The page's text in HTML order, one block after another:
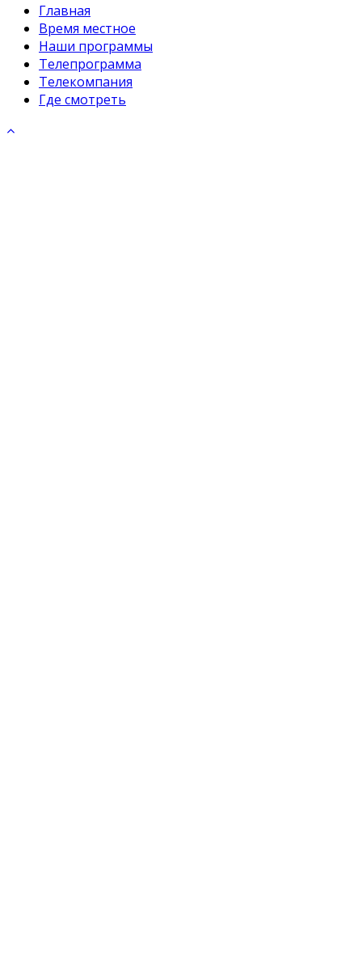
Главная
Время местное
Наши программы
Телепрограмма
Телекомпания
Где смотреть